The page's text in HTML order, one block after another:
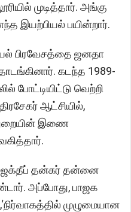
முடித்தார். அங்கு
இயற்பியல் பயின்றார்.
பிரவேசத்தை ஜனதா
கடந்த 1989-
வெற்றி
ஆட்சியில்,
இணை
ஜக்தீப் தன்கர் தன்னை
அப்போது, பாஜக
முழுமையான